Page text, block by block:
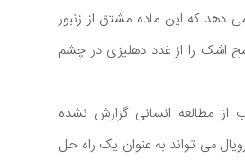
دهد که این ماده مشتق از زنبور
اشک را از غدد دهلیزی در چشم
از مطالعه انسانی گزارش نشده
می تواند به عنوان یک راه حل